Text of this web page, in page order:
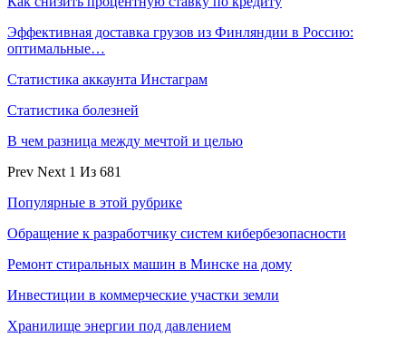
Эффективная доставка грузов из Финляндии в Россию:
оптимальные…
Статистика аккаунта Инстаграм
Статистика болезней
В чем разница между мечтой и целью
Prev Next 1 Из 681
Популярные в этой рубрике
Обращение к разработчику систем кибербезопасности
Ремонт стиральных машин в Минске на дому
Инвестиции в коммерческие участки земли
Хранилище энергии под давлением